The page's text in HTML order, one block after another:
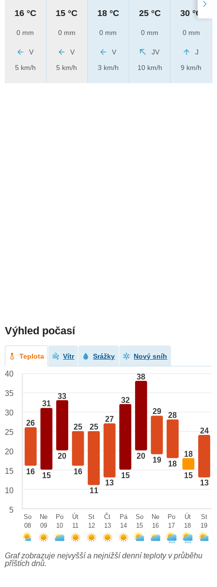
16 °C
0 mm
V
5 km/h
15 °C
0 mm
V
5 km/h
18 °C
0 mm
V
3 km/h
25 °C
0 mm
JV
10 km/h
30 °C
0 mm
J
9 km/h
Výhled počasí
Teplota Vítr Srážky Nový sníh
26
16
31
15
33
20
25
16
25
11
27
13
32
15
38
20
29
19
28
18
18
15
24
13
40
35
30
25
20
15
10
5
So
08
Ne
09
Po
10
Út
11
St
12
Čt
13
Pá
14
So
15
Ne
16
Po
17
Út
18
St
19
Graf zobrazuje nejvyšší a nejnižší denní teploty v průběhu
příštích dnů.